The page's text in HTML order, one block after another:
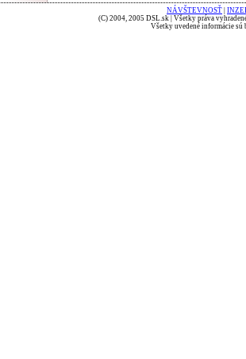
NÁVŠTEVNOSŤ
(C) 2004, 2005 DSL.sk | Všetky práva
Všetky uvedené informácie sú